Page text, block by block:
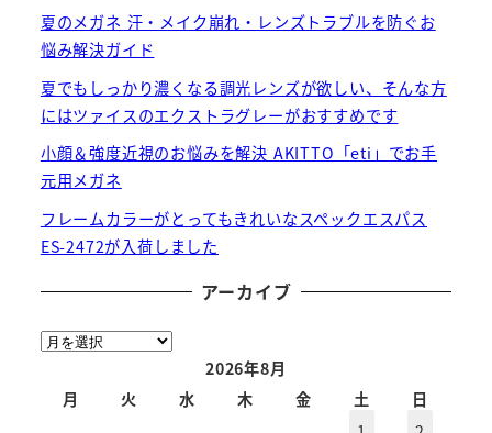
夏のメガネ 汗・メイク崩れ・レンズトラブルを防ぐお
悩み解決ガイド
夏でもしっかり濃くなる調光レンズが欲しい、そんな方
にはツァイスのエクストラグレーがおすすめです
小顔＆強度近視のお悩みを解決 AKITTO「eti」でお手
元用メガネ
フレームカラーがとってもきれいなスペックエスパス
ES-2472が入荷しました
アーカイブ
ア
2026年8月
月
火 水 木 金 土
日